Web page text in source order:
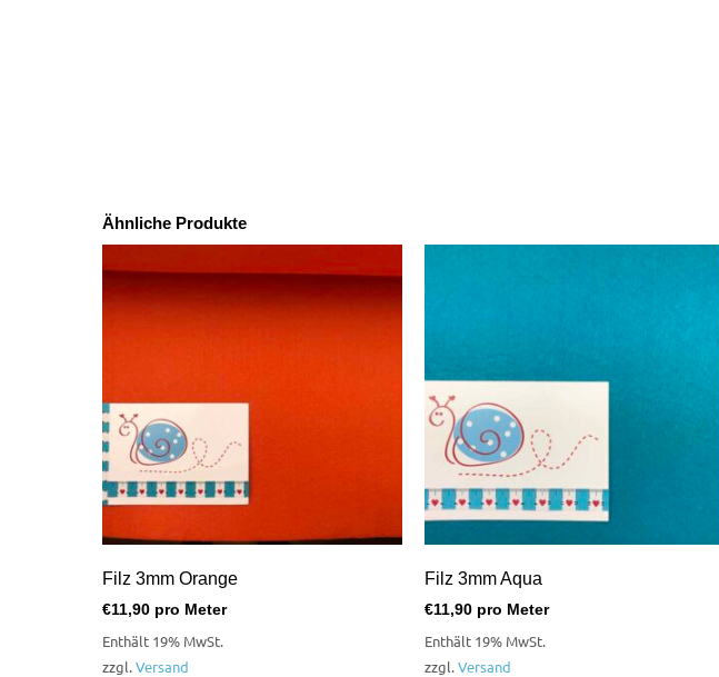
Ähnliche Produkte
Filz 3mm Orange
€11,90 pro Meter
Enthält 19% MwSt.
zzgl.Versand
Filz 3mm Aqua
€11,90 pro Meter
Enthält 19% MwSt.
zzgl.Versand